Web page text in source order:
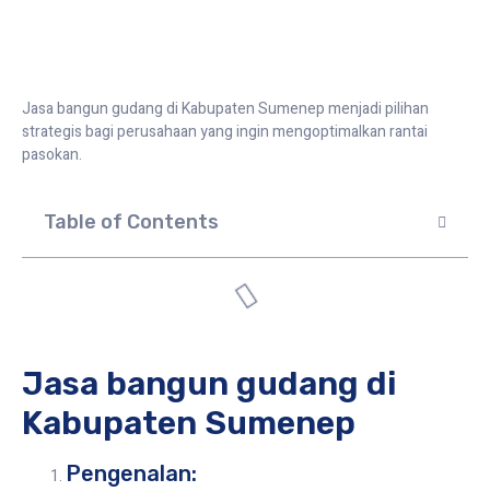
Jasa bangun gudang di Kabupaten Sumenep menjadi pilihan
strategis bagi perusahaan yang ingin mengoptimalkan rantai
pasokan.
Table of Contents
Jasa bangun gudang di
Kabupaten Sumenep
Pengenalan: